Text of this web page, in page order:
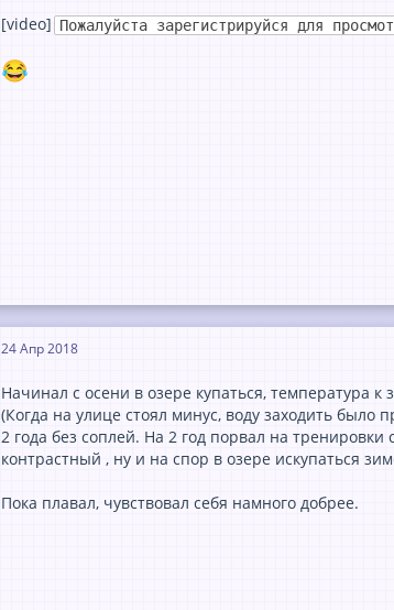
[video] Пожалуйста зарегистрируйся для
24 Апр 2018
Начинал с осени в озере купаться, температура
(Когда на улице стоял минус, воду заходить было
2 года без соплей. На 2 год порвал на
контрастный , ну и на спор в озере искупаться
Пока плавал, чувствовал себя намного добрее.